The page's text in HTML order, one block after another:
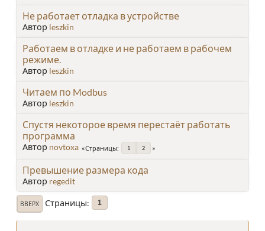
Не работает отладка в устройстве
Автор leszkin
Работаем в отладке и не работаем в рабочем
режиме.
Автор leszkin
Читаем по Modbus
Автор leszkin
Спустя некоторое время перестаёт работать
программа
Автор novtoxa Страницы 1 2
Превышение размера кода
Автор regedit
ВВЕРХ Страницы 1